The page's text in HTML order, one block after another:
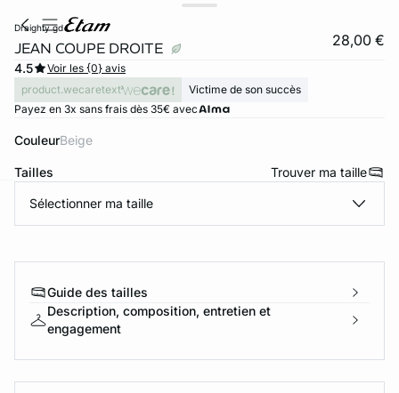
draighty gd
JEAN COUPE DROITE 28,00 €
4.5
Voir les {0} avis
product.wecaretext
Victime de son succès
Payez en 3x sans frais dès 35€ avec
Couleur beige
Tailles Trouver ma taille
Sélectionner ma taille
Guide des tailles
Description, composition, entretien et
engagement